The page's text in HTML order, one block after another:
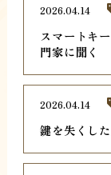
スマートキ
門家に聞く
2026.04.14
鍵を失くし
2026.04.14